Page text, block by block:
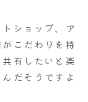
ショップ、ア
こだわりを持
有したいと楽
だそうですよ